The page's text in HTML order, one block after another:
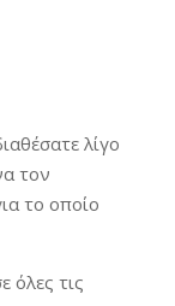
λίγο
τον
το οποίο
όλες τις